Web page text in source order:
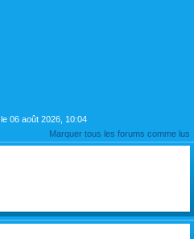
06 août 2026, 10:04
Marquer tous les forums comme lus